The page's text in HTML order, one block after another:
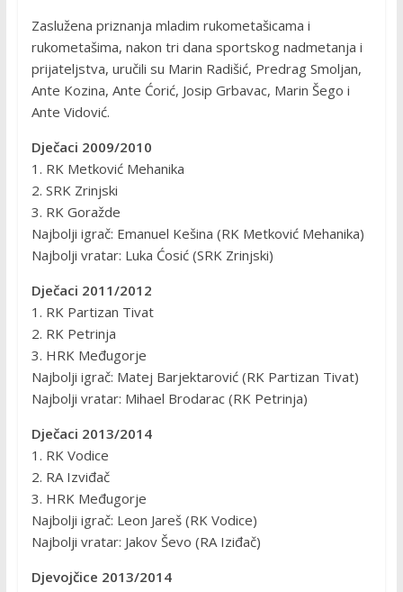
Zaslužena priznanja mladim rukometašicama i
rukometašima, nakon tri dana sportskog nadmetanja i
prijateljstva, uručili su Marin Radišić, Predrag Smoljan,
Ante Kozina, Ante Ćorić, Josip Grbavac, Marin Šego i
Ante Vidović.
Dječaci 2009/2010
1. RK Metković Mehanika
2. SRK Zrinjski
3. RK Goražde
Najbolji igrač: Emanuel Kešina (RK Metković Mehanika)
Najbolji vratar: Luka Ćosić (SRK Zrinjski)
Dječaci 2011/2012
1. RK Partizan Tivat
2. RK Petrinja
3. HRK Međugorje
Najbolji igrač: Matej Barjektarović (RK Partizan Tivat)
Najbolji vratar: Mihael Brodarac (RK Petrinja)
Dječaci 2013/2014
1. RK Vodice
2. RA Izviđač
3. HRK Međugorje
Najbolji igrač: Leon Jareš (RK Vodice)
Najbolji vratar: Jakov Ševo (RA Iziđač)
Djevojčice 2013/2014